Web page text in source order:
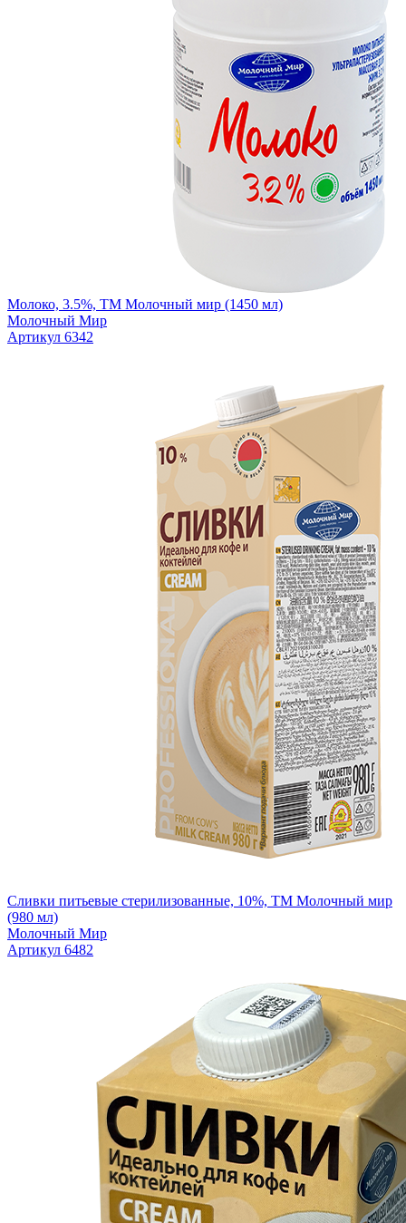
Молоко, 3.5%, ТМ Молочный мир (1450 мл)
Молочный Мир
Артикул 6342
Сливки питьевые стерилизованные, 10%, ТМ Молочный мир
(980 мл)
Молочный Мир
Артикул 6482